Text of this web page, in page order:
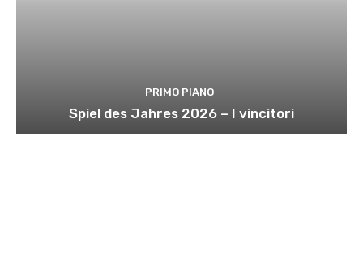
PRIMO PIANO
Spiel des Jahres 2026 – I vincitori